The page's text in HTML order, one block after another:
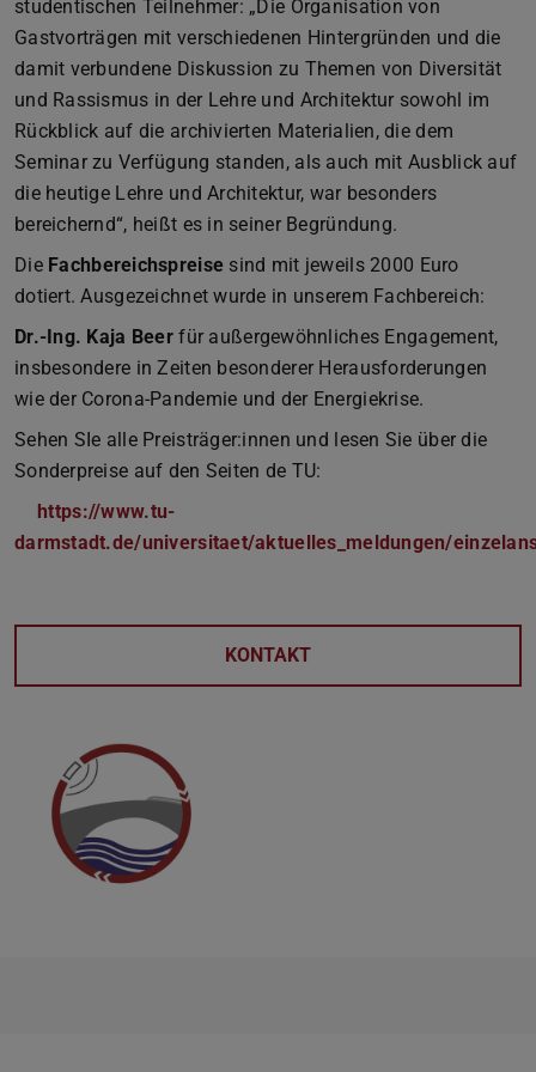
studentischen Teilnehmer: „Die Organisation von
Gastvorträgen mit verschiedenen Hintergründen und die
damit verbundene Diskussion zu Themen von Diversität
und Rassismus in der Lehre und Architektur sowohl im
Rückblick auf die archivierten Materialien, die dem
Seminar zu Verfügung standen, als auch mit Ausblick auf
die heutige Lehre und Architektur, war besonders
bereichernd“, heißt es in seiner Begründung.
Die Fachbereichspreise sind mit jeweils 2000 Euro
dotiert. Ausgezeichnet wurde in unserem Fachbereich:
Dr.-Ing. Kaja Beerfür außergewöhnliches Engagement,
insbesondere in Zeiten besonderer Herausforderungen
wie der Corona-Pandemie und der Energiekrise.
Sehen SIe alle Preisträger:innen und lesen Sie über die
Sonderpreise auf den Seiten de TU:
https://www.tu-
darmstadt.de/universitaet/aktuelles_meldungen/
KONTAKT